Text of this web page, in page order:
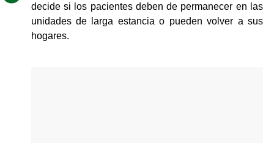
decide si los pacientes deben de permanecer en las
unidades de larga estancia o pueden volver a sus
hogares.